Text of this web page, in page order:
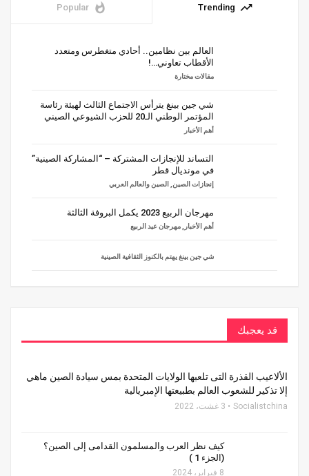
trending_up
Trending
whatshot
Popular
العالم بين نظامين.. أحادي متغطرس ومتعدد
الأقطاب تعاوني…!
مقالات مختارة
شي جين بينغ يترأس الاجتماع الثالث لهيئة رئاسة
المؤتمر الوطني الـ20 للحزب الشيوعي الصيني
أهم الأخبار
التساند للإنجازات المشتركة – “المشاركة الصينية”
في مونديال قطر
إنجازات الصين الصين والعالم العربي
مهرجان الربيع 2023 يكمل البروفة الثالثة
أهم الأخبار مهرجان عيد الربيع
شي جين بينغ يهتم بالكنوز الثقافية الصينية
قد يعجبك
الألاعيب القذرة التى تلعبها الولايات المتحدة بمس سيادة الصين ماهي
إلا تذكير للشعوب العالم بطبيعتها الإمبريالية
Socialistchina 3 غشت، 2022
كيف نظر العرب والمسلمون القدامى إلى الصين؟
(الجزء 1 )
8 فبراير، 2024